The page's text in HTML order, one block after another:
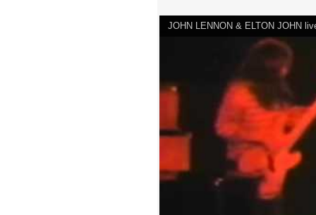
JOHN LENNON & ELTON JOHN